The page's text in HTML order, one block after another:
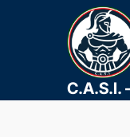
C.A.S.I.